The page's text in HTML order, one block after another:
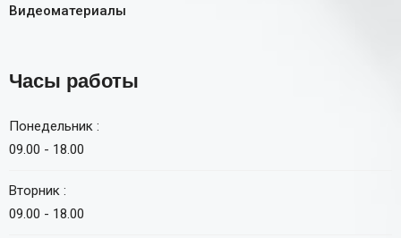
Видеоматериалы
Часы работы
Понедельник :
09.00 - 18.00
Вторник :
09.00 - 18.00